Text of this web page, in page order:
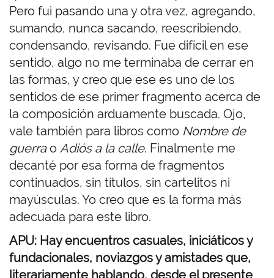
Pero fui pasando una y otra vez, agregando,
sumando, nunca sacando, reescribiendo,
condensando, revisando. Fue difícil en ese
sentido, algo no me terminaba de cerrar en
las formas, y creo que ese es uno de los
sentidos de ese primer fragmento acerca de
la composición arduamente buscada. Ojo,
vale también para libros como Nombre de
guerrao Adiós a la calle. Finalmente me
decanté por esa forma de fragmentos
continuados, sin títulos, sin cartelitos ni
mayúsculas. Yo creo que es la forma más
adecuada para este libro.
APU: Hay encuentros casuales, iniciáticos y
fundacionales, noviazgos y amistades que,
literariamente hablando, desde el presente